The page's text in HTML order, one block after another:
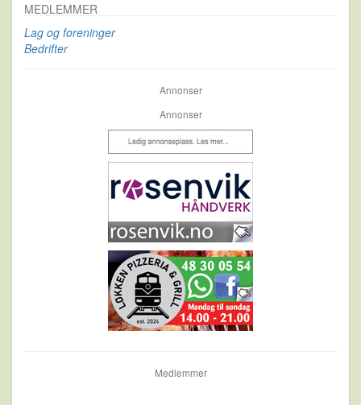
MEDLEMMER
Lag og foreninger
Bedrifter
Annonser
Annonser
Medlemmer